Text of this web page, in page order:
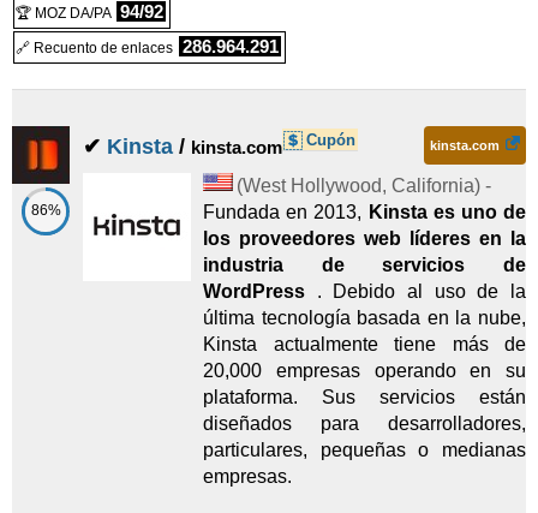
🏆 MOZ DA/PA 94/92
🔗 Recuento de enlaces 286.964.291
86%
✔ Kinsta / kinsta.com Cupón kinsta.com
(West Hollywood, California) -
Fundada en 2013, Kinsta es uno de
los proveedores web líderes en la
industria de servicios de
WordPress . Debido al uso de la
última tecnología basada en la nube,
Kinsta actualmente tiene más de
20,000 empresas operando en su
plataforma. Sus servicios están
diseñados para desarrolladores,
particulares, pequeñas o medianas
empresas.